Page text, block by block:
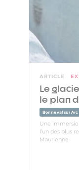
ARTICLE
Le
le plan
Bonneval sur Arc
Une
l’un des plus
Maurienne